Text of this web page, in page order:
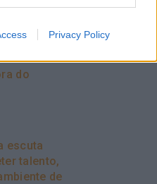
Privacy Policy
do
escuta
talento,
de